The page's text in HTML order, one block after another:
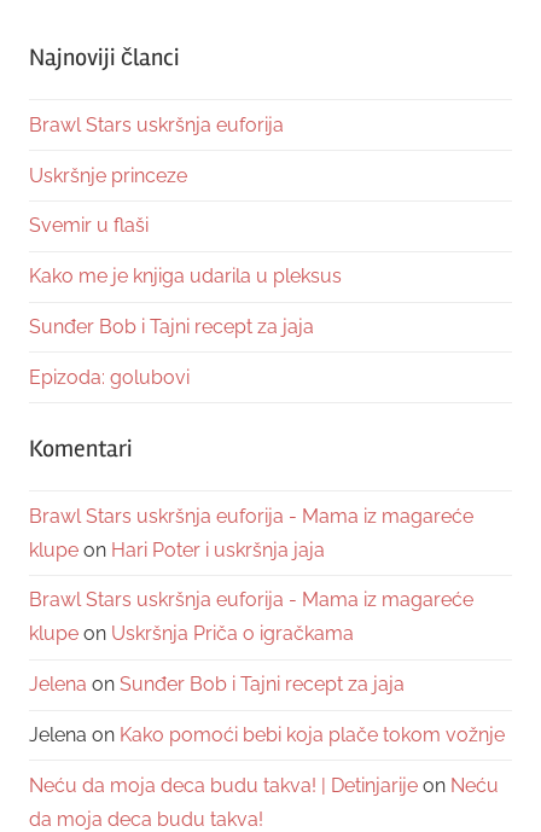
Najnoviji članci
Brawl Stars uskršnja euforija
Uskršnje princeze
Svemir u flaši
Kako me je knjiga udarila u pleksus
Sunđer Bob i Tajni recept za jaja
Epizoda: golubovi
Komentari
Brawl Stars uskršnja euforija - Mama iz magareće
klupe on Hari Poter i uskršnja jaja
Brawl Stars uskršnja euforija - Mama iz magareće
klupe on Uskršnja Priča o igračkama
Jelena on Sunđer Bob i Tajni recept za jaja
Jelena on Kako pomoći bebi koja plače tokom vožnje
Neću da moja deca budu takva! | Detinjarije on Neću
da moja deca budu takva!